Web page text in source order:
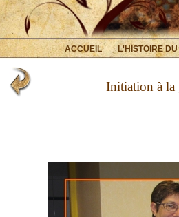
ACCUEIL L'HISTOIRE
Initiation à la